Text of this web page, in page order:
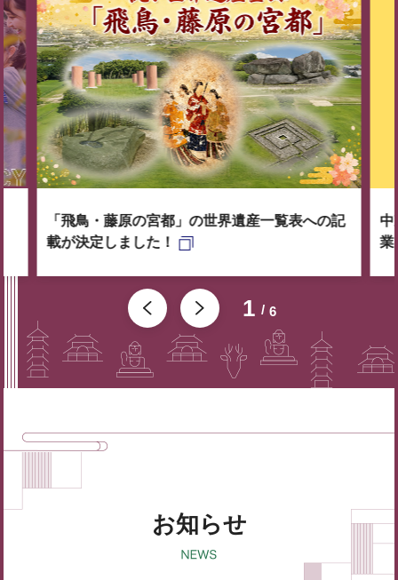
1 6
「飛鳥・藤原の宮都」の世界遺産一覧表への記
載が決定しました！
中
業
お知らせ